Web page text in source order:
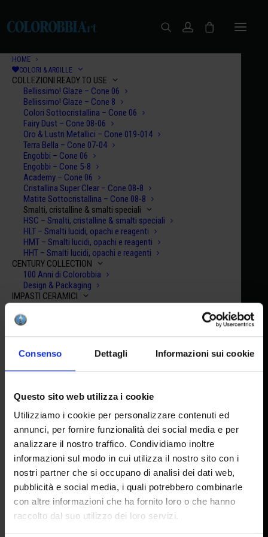
Consenso Dettagli Informazioni sui cookie
Questo sito web utilizza i cookie
Utilizziamo i cookie per personalizzare contenuti ed
annunci, per fornire funzionalità dei social media e per
analizzare il nostro traffico. Condividiamo inoltre
informazioni sul modo in cui utilizza il nostro sito con i
nostri partner che si occupano di analisi dei dati web,
pubblicità e social media, i quali potrebbero combinarle
con altre informazioni che ha fornito loro o che hanno
raccolto dal suo utilizzo dei loro servizi.
HOME
COLORI & ARGILLE
COLLEZIONI READY TO USE
Bellissimo! Glaze – Cone 06
Bellissimo! Glaze – Cone 8
Colori Sottocristallina – Cone 06
Fairy Dust – Cone 08-06
Oro & Lustri Metallici – Cone 019-014
Terra Bella – Cone 07-04
Engobbi – Cone 06
Engobbi – Cone 5-8
Academy – Cone 06
Cristallina Super Clear – Cone 08-8
Matite Sottocristallina – Cone 08-8
Smalti, cristalline & smalti speciali
HSC – Smalti, cristalline & smalti speciali
HLT – Smalti lucidi, opachi e reagenti
HMT – Smalti lucidi, opachi e reagenti
HHT – Smalti lucidi, opachi e reagenti
CENTURY COLLECTION
100 Anni di Colorobbia
Design & Packaging
IMPASTI CERAMICI
Argille Rosse
Terraglie Bianche
Impasti Autoindurenti
Argille & Smalti Raku
SHOP
Crea la tua box
Scegli il tuo kit
DOWNLOAD
Media-kit
TUTORIAL & ISPIRAZIONI
Lesson Plan
Recipe
Video
C-DISTRIBUTOR
Area Privata
CONTATTI
Let's Talk
Accetto la privacy policy
Facebook|You Tube|Instagram
HEADQUARTER
Via Pietramarina, 53 50053
Sovigliana FI
HEAD OFFICE AND FACTORY
Via del Lavoro, 65 I 50056